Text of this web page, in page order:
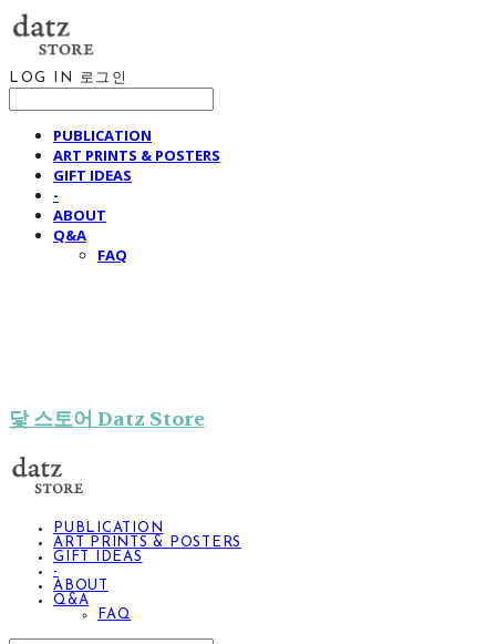
LOG IN 로그인
PUBLICATION
ART PRINTS & POSTERS
GIFT IDEAS
-
ABOUT
Q&A
FAQ
닻 스토어 Datz Store
PUBLICATION
ART PRINTS & POSTERS
GIFT IDEAS
-
ABOUT
Q&A
FAQ